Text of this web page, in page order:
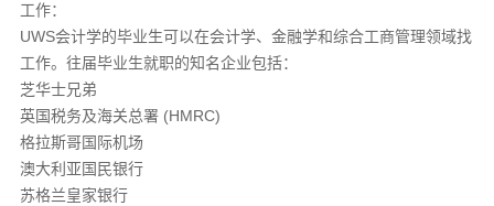
工作：
UWS会计学的毕业生可以在会计学、金融学和综合工商管理领域找
工作。往届毕业生就职的知名企业包括：
芝华士兄弟
英国税务及海关总署 (HMRC)
格拉斯哥国际机场
澳大利亚国民银行
苏格兰皇家银行